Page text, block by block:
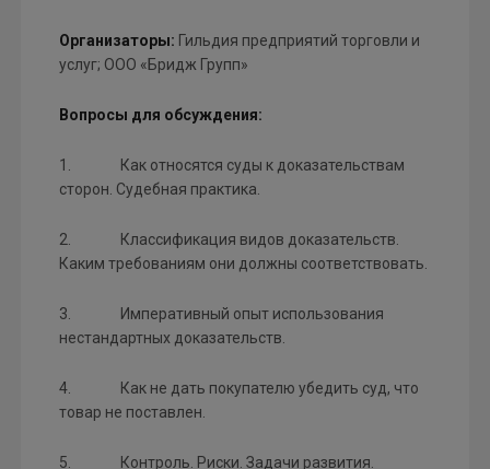
Организаторы: Гильдия предприятий торговли и
услуг; ООО «Бридж Групп»
Вопросы для обсуждения:
1. Как относятся суды к доказательствам
сторон. Судебная практика.
2. Классификация видов доказательств.
Каким требованиям они должны соответствовать.
3. Императивный опыт использования
нестандартных доказательств.
4. Как не дать покупателю убедить суд, что
товар не поставлен.
5. Контроль. Риски. Задачи развития.